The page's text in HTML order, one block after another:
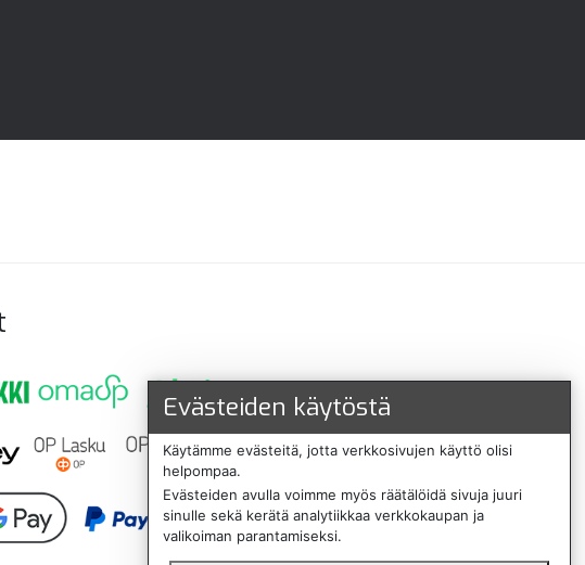
Evästeiden käytöstä
Käytämme evästeitä, jotta verkkosivujen käyttö olisi
helpompaa.
Evästeiden avulla voimme myös räätälöidä sivuja juuri
sinulle sekä kerätä analytiikkaa verkkokaupan ja
valikoiman parantamiseksi.